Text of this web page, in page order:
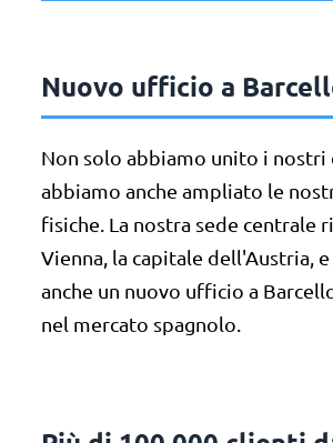
Nuovo ufficio a
Non solo abbiamo unito i nostri
abbiamo anche ampliato le
fisiche. La nostra sede centrale
Vienna, la capitale dell'Austria,
anche un nuovo ufficio a
nel mercato spagnolo.